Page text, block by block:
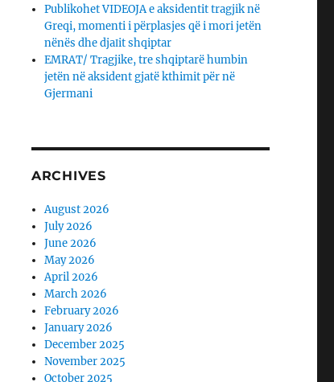
Publikohet VIDEOJA e aksidentit tragjik në
Greqi, momenti i përplasjes që i mori jetën
nënës dhe djaΙit shqiptar
EMRAT/ Tragjike, tre shqiptarë humbin
jetën në aksident gjatë kthimit për në
Gjermani
ARCHIVES
August 2026
July 2026
June 2026
May 2026
April 2026
March 2026
February 2026
January 2026
December 2025
November 2025
October 2025